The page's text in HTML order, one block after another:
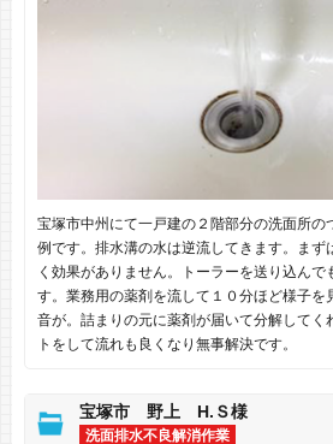
宝塚市中州にて一戸建の２階部分の洗面所の
例です。排水溝の水は逆流してきます。まず
く効果がありません。トーラーを送り込んで
す。業務用の薬剤を流して１０分ほど様子を
音が。詰まりの元に薬剤が届いて分解してく
トをして流れも良くなり無事解決です。
宝塚市 野上 H.Ｓ様
洗面排水不良解消作業